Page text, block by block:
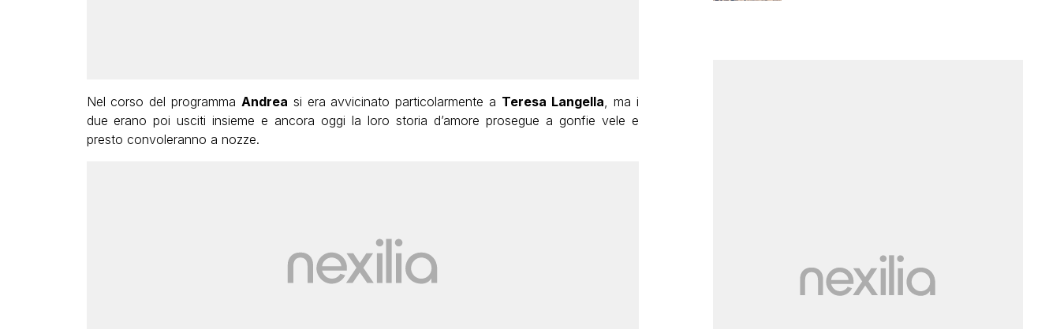
Nel corso del programma Andrea si era avvicinato particolarmente a Teresa Langella , ma i
due erano poi usciti insieme e ancora oggi la loro storia d’amore prosegue a gonfie vele e
presto convoleranno a nozze.